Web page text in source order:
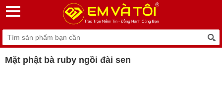
Mặt phật bà ruby ngồi đài sen